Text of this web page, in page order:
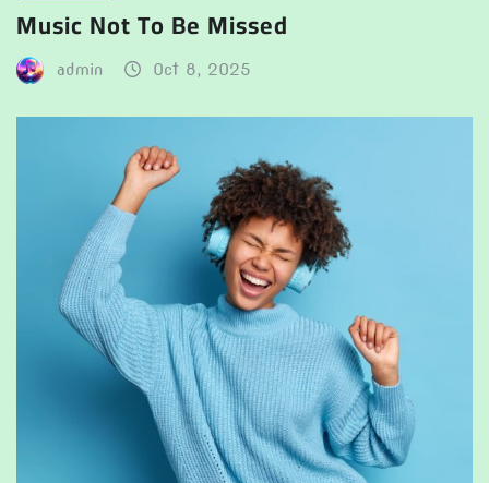
Music Not To Be Missed
admin Oct 8, 2025